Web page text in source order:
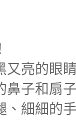
又亮的眼
鼻子和扇
、細細的